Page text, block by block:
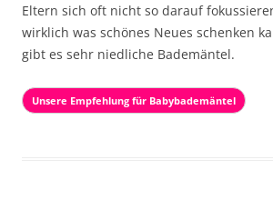
Eltern sich oft nicht so darauf
wirklich was schönes Neues schenken
gibt es sehr niedliche Bademäntel.
Unsere Empfehlung für Babybademäntel